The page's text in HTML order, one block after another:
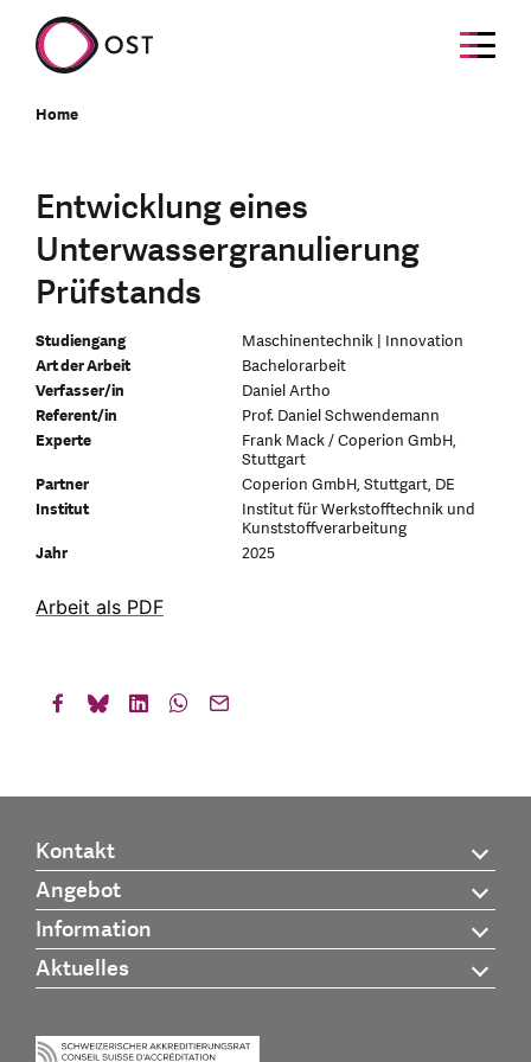
Home
Entwicklung eines
Unterwassergranulierung
Prüfstands
Studiengang
Maschinentechnik | Innovation
Art der Arbeit
Bachelorarbeit
Verfasser/in
Daniel Artho
Referent/in
Prof. Daniel Schwendemann
Experte
Frank Mack / Coperion GmbH,
Stuttgart
Partner
Coperion GmbH, Stuttgart, DE
Institut
Institut für Werkstofftechnik und
Kunststoffverarbeitung
Jahr
2025
Arbeit als PDF
Kontakt
Angebot
Information
Aktuelles